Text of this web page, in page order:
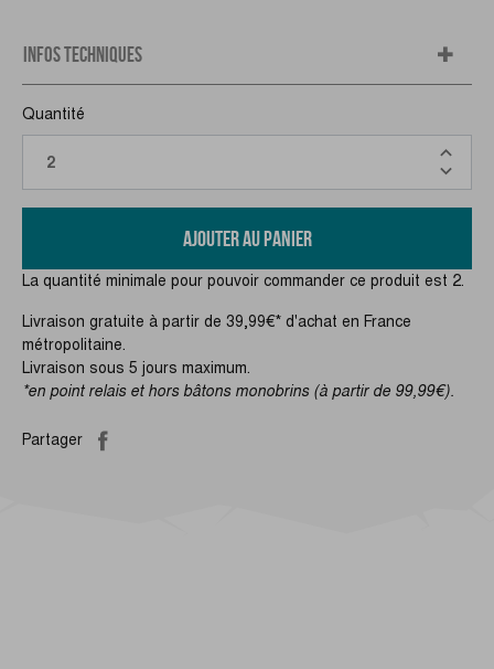
INFOS TECHNIQUES
Quantité
AJOUTER AU PANIER
La quantité minimale pour pouvoir commander ce produit est 2.
Livraison gratuite à partir de 39,99€* d'achat en France
métropolitaine.
Livraison sous 5 jours maximum.
*en point relais et hors bâtons monobrins (à partir de 99,99€).
Partager